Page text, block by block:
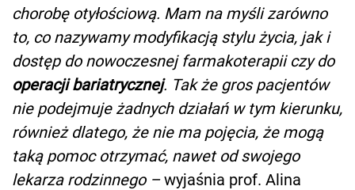
chorobę otyłościową. Mam na myśli zarówno
to, co nazywamy modyfikacją stylu życia, jak i
dostęp do nowoczesnej farmakoterapii czy do
operacji bariatrycznej. Tak że gros pacjentów
nie podejmuje żadnych działań w tym kierunku,
również dlatego, że nie ma pojęcia, że mogą
taką pomoc otrzymać, nawet od swojego
lekarza rodzinnego –wyjaśnia prof. Alina